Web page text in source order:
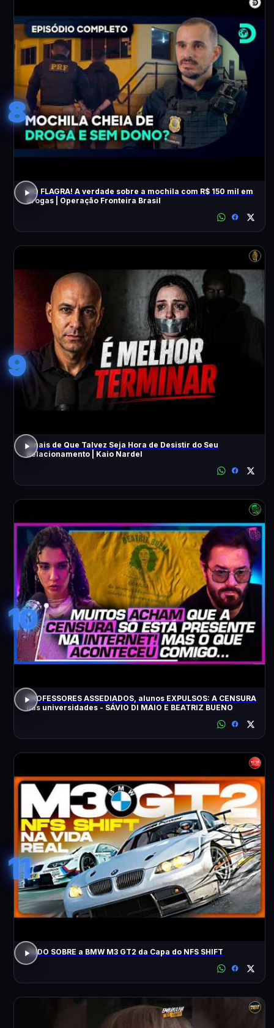
8
NO FLAGRA! A verdade sobre a mochila com R$ 150 mil em
drogas | Operação Fronteira Brasil
9
Sinais de Que Talvez Seja Hora de Desistir do Seu
Relacionamento | Kaio Nardel
10
PROFESSORES ASSEDIADOS, alunos EXPULSOS: A CENSURA
nas universidades - SÁVIO DI MAIO E BEATRIZ BUENO
11
TUDO SOBRE a BMW M3 GT2 da Capa do NFS SHIFT